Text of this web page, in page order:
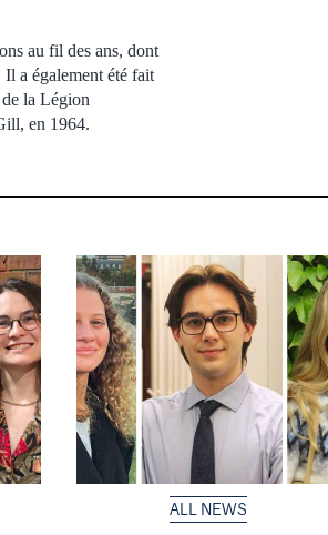
au fil des ans, dont
a également été fait
la Légion
en 1964.
ALL NEWS